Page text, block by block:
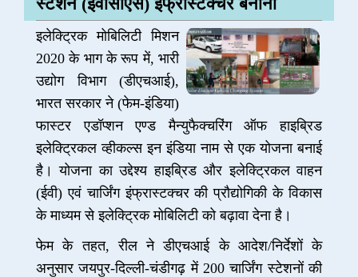
इलेक्ट्रिक मोबिलिटी मिशन
2020 के भाग के रूप में, भारी
उद्योग विभाग (डीएचआई),
भारत सरकार ने (फेम-इंडिया)
फास्टर एडॉप्शन एण्ड मैन्युफैक्चरिंग ऑफ हाइब्रिड
इलेक्ट्रिकल व्हीकल्स इन इंडिया नाम से एक योजना बनाई
है। योजना का उद्देश्य हाइब्रिड और इलेक्ट्रिकल वाहन
(ईवी) एवं चार्जिंग इंफ्रास्टक्चर की प्रौद्योगिकी के विकास
के माध्यम से इलेक्ट्रिक मोबिलिटी को बढ़ावा देना है।
फेम के तहत, रील ने डीएचआई के आदेश/निर्देशों के
अनुसार जयपुर-दिल्ली-चंडीगढ़ में 200 चार्जिंग स्टेशनों की